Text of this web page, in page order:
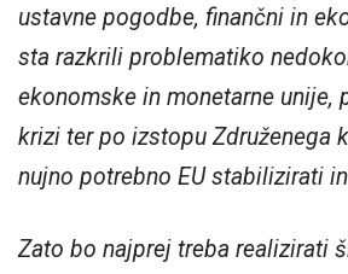
ustavne pogodbe, finančni in
sta razkrili problematiko
ekonomske in monetarne unije,
krizi ter po izstopu Združenega
nujno potrebno EU stabilizirati
Zato bo najprej treba realizirati